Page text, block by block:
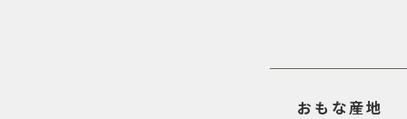
おもな産地